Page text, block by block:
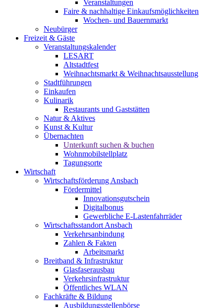
Veranstaltungen
Faire & nachhaltige Einkaufsmöglichkeiten
Wochen- und Bauernmarkt
Neubürger
Freizeit & Gäste
Veranstaltungskalender
LESART
Altstadtfest
Weihnachtsmarkt & Weihnachtsausstellung
Stadtführungen
Einkaufen
Kulinarik
Restaurants und Gaststätten
Natur & Aktives
Kunst & Kultur
Übernachten
Unterkunft suchen & buchen
Wohnmobilstellplatz
Tagungsorte
Wirtschaft
Wirtschaftsförderung Ansbach
Fördermittel
Innovationsgutschein
Digitalbonus
Gewerbliche E-Lastenfahrräder
Wirtschaftsstandort Ansbach
Verkehrsanbindung
Zahlen & Fakten
Arbeitsmarkt
Breitband & Infrastruktur
Glasfaserausbau
Verkehrsinfrastruktur
Öffentliches WLAN
Fachkräfte & Bildung
Ausbildungsstellenbörse